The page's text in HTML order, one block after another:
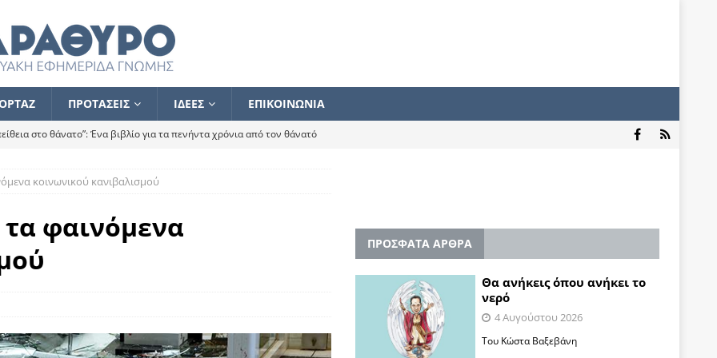
ΠΡΟΤΑΣΕΙΣ ΙΔΕΕΣ ΕΠΙΚΟΙΝΩΝΙΑ
στο θάνατο”: Ένα βιβλίο για τα πενήντα χρόνια από τον θάνατό
ποιος κοροϊδεύει ποιον Αλέξη
ότι δεν υπάρχει παρακολούθηση και κέντρο το οποίο
θερμά όσους σπεύδουν να το ενισχύσουν – Συνεχίζουμε
των εκλογών
ΑΝΑΓΝΩΣΕΙΣ
κοινωνικού κανιβαλισμού
φαινόμενα
ΠΡΟΣΦΑΤΑ ΑΡΘΡΑ
Θα ανήκεις όπου ανήκει το
νερό
4 Αυγούστου 2026
Του Κώστα Βαξεβάνη